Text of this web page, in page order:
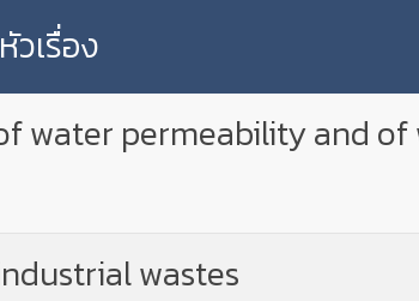
หัวเรื่อง
water permeability and
wastes